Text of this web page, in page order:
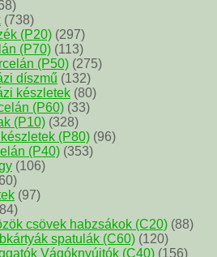
(738)
(P20) (297)
(P70) (113)
(P50) (275)
díszmű (132)
készletek (80)
(P60) (33)
(P10) (328)
(P80) (96)
(P40) (353)
(106)
(97)
csövek habzsákok (C20) (88)
spatulák (C60) (120)
Vágóknyújtók (C40) (156)